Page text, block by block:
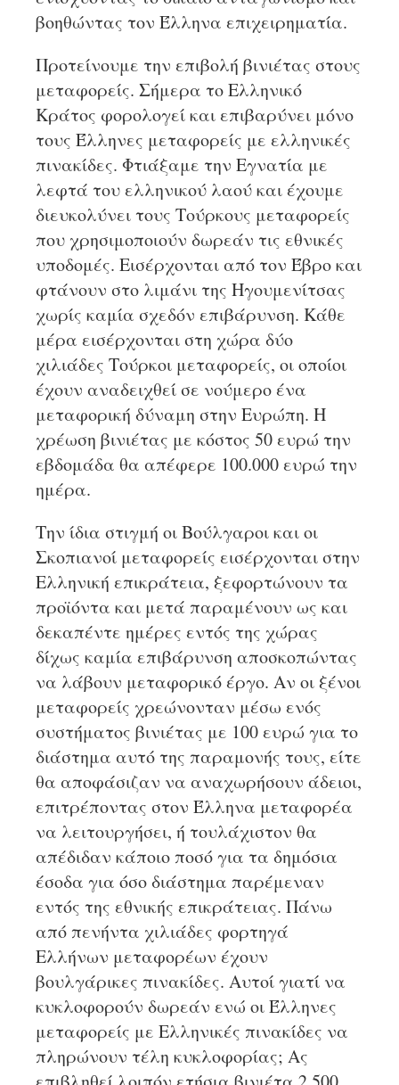
βοηθώντας τον Έλληνα επιχειρηματία.
Προτείνουμε την επιβολή βινιέτας στους
μεταφορείς. Σήμερα το Ελληνικό
Κράτος φορολογεί και επιβαρύνει μόνο
τους Έλληνες μεταφορείς με ελληνικές
πινακίδες. Φτιάξαμε την Εγνατία με
λεφτά του ελληνικού λαού και έχουμε
διευκολύνει τους Τούρκους μεταφορείς
που χρησιμοποιούν δωρεάν τις εθνικές
υποδομές. Εισέρχονται από τον Έβρο και
φτάνουν στο λιμάνι της Ηγουμενίτσας
χωρίς καμία σχεδόν επιβάρυνση. Κάθε
μέρα εισέρχονται στη χώρα δύο
χιλιάδες Τούρκοι μεταφορείς, οι οποίοι
έχουν αναδειχθεί σε νούμερο ένα
μεταφορική δύναμη στην Ευρώπη. Η
χρέωση βινιέτας με κόστος 50 ευρώ την
εβδομάδα θα απέφερε 100.000 ευρώ την
ημέρα.
Την ίδια στιγμή οι Βούλγαροι και οι
Σκοπιανοί μεταφορείς εισέρχονται στην
Ελληνική επικράτεια, ξεφορτώνουν τα
προϊόντα και μετά παραμένουν ως και
δεκαπέντε ημέρες εντός της χώρας
δίχως καμία επιβάρυνση αποσκοπώντας
να λάβουν μεταφορικό έργο. Αν οι ξένοι
μεταφορείς χρεώνονταν μέσω ενός
συστήματος βινιέτας με 100 ευρώ για το
διάστημα αυτό της παραμονής τους, είτε
θα αποφάσιζαν να αναχωρήσουν άδειοι,
επιτρέποντας στον Έλληνα μεταφορέα
να λειτουργήσει, ή τουλάχιστον θα
απέδιδαν κάποιο ποσό για τα δημόσια
έσοδα για όσο διάστημα παρέμεναν
εντός της εθνικής επικράτειας. Πάνω
από πενήντα χιλιάδες φορτηγά
Ελλήνων μεταφορέων έχουν
βουλγάρικες πινακίδες. Αυτοί γιατί να
κυκλοφορούν δωρεάν ενώ οι Έλληνες
μεταφορείς με Ελληνικές πινακίδες να
πληρώνουν τέλη κυκλοφορίας; Ας